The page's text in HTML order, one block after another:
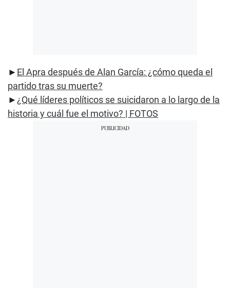
► El Apra después de Alan García: ¿cómo queda el
partido tras su muerte?
►¿Qué líderes políticos se suicidaron a lo largo de la
historia y cuál fue el motivo? | FOTOS